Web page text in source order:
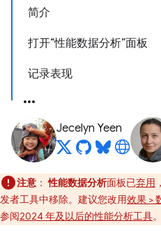
简介
打开“性能数据分析”面板
记录表现
Jecelyn Yeen
注意 ： 性能数据分析面板已弃用
发者工具中移除。建议您改用效果 >
参阅2024 年及以后的性能分析工具。